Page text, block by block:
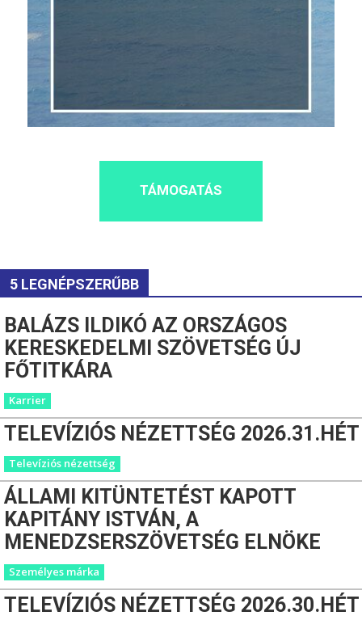
TÁMOGATÁS
5 LEGNÉPSZERŰBB
BALÁZS ILDIKÓ AZ ORSZÁGOS
KERESKEDELMI SZÖVETSÉG ÚJ
FŐTITKÁRA
Karrier
TELEVÍZIÓS NÉZETTSÉG 2026.31.HÉT
Televíziós nézettség
ÁLLAMI KITÜNTETÉST KAPOTT
KAPITÁNY ISTVÁN, A
MENEDZSERSZÖVETSÉG ELNÖKE
Személyes márka
TELEVÍZIÓS NÉZETTSÉG 2026.30.HÉT